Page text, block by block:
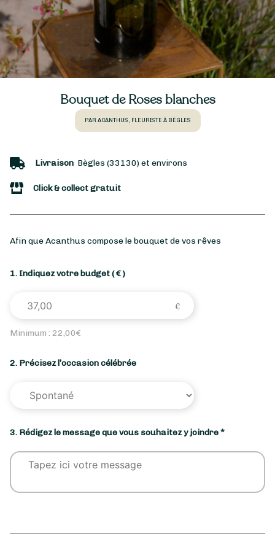
Bouquet de Roses blanches
PAR ACANTHUS, FLEURISTE À BÈGLES
Livraison Bègles (33130) et environs
Click & collect gratuit
Afin que Acanthus compose le bouquet de vos rêves
1. Indiquez votre budget( € )
Minimum : 22,00€
2. Précisez l’occasion célébrée
3. Rédigez le message que vous souhaitez y joindre *